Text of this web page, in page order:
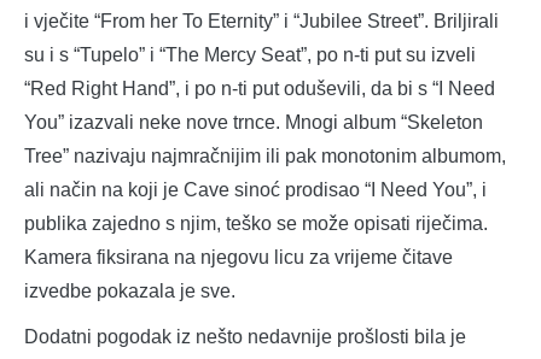
i vječite “From her To Eternity” i “Jubilee Street”. Briljirali
su i s “Tupelo” i “The Mercy Seat”, po n-ti put su izveli
“Red Right Hand”, i po n-ti put oduševili, da bi s “I Need
You” izazvali neke nove trnce. Mnogi album “Skeleton
Tree” nazivaju najmračnijim ili pak monotonim albumom,
ali način na koji je Cave sinoć prodisao “I Need You”, i
publika zajedno s njim, teško se može opisati riječima.
Kamera fiksirana na njegovu licu za vrijeme čitave
izvedbe pokazala je sve.
Dodatni pogodak iz nešto nedavnije prošlosti bila je